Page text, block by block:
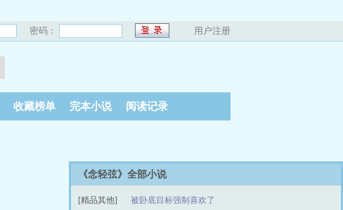
密码： 用户注册
收藏榜单 完本小说 阅读记录
《念轻弦》全部小说
[精品其他] 被卧底目标强制喜欢了